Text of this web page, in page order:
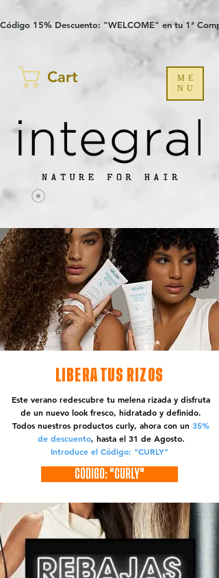
Código 15% Descuento: "WELCOME" en tu 1ª
Cart
ME
NU
LIBERA TUS RIZOS
Este verano redescubre tu melena rizada y disfruta
de un nuevo look fresco, hidratado y definido.
Todos nuestros productos curly, ahora con un 35%
de descuento, hasta el 31 de Agosto.
Introduce el Código: "CURLY"
CÓDIGO: "CURLY"